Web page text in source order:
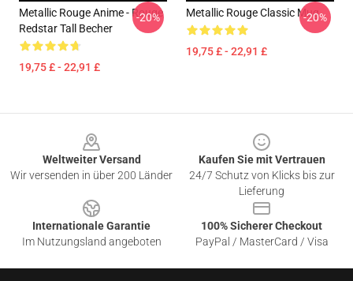
Metallic Rouge Anime - Rouge
Redstar Tall Becher
19,75 £ - 22,91 £
-20% Metallic Rouge Classic Mug
19,75 £ - 22,91 £
-20%
Weltweiter Versand
Wir versenden in über 200 Länder
Kaufen Sie mit Vertrauen
24/7 Schutz von Klicks bis zur
Lieferung
Internationale Garantie
Im Nutzungsland angeboten
100% Sicherer Checkout
PayPal / MasterCard / Visa